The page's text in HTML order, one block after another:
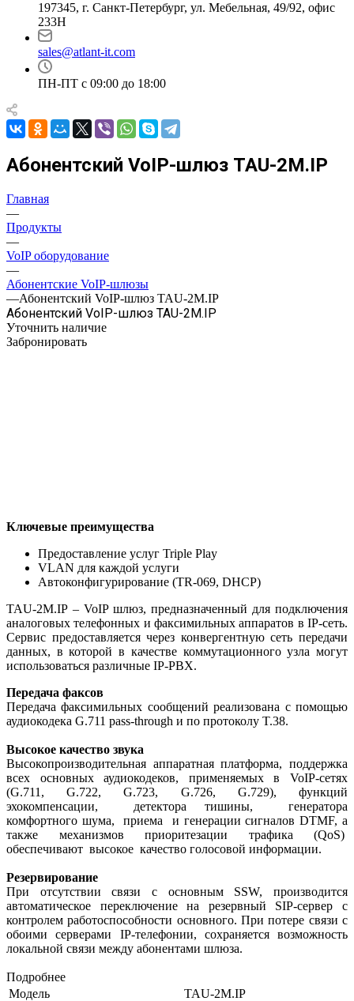
197345, г. Санкт-Петербург, ул. Мебельная, 49/92, офис
233Н
sales@atlant-it.com
ПН-ПТ с 09:00 до 18:00
Абонентский VoIP-шлюз TAU-2M.IP
Главная
—
Продукты
—
VoIP оборудование
—
Абонентские VoIP-шлюзы
—Абонентский VoIP-шлюз TAU-2M.IP
Абонентский VoIP-шлюз TAU-2M.IP
Уточнить наличие
Забронировать
Ключевые преимущества
Предоставление услуг Triple Play
VLAN для каждой услуги
Автоконфигурирование (TR-069, DHCP)
TAU-2М.IP – VoIP шлюз, предназначенный для подключения
аналоговых телефонных и факсимильных аппаратов в IP-сеть.
Сервис предоставляется через конвергентную сеть передачи
данных, в которой в качестве коммутационного узла могут
использоваться различные IP-PBX.
Передача факсов
Передача факсимильных сообщений реализована с помощью
аудиокодека G.711 pass-through и по протоколу T.38.
Высокое качество звука
Высокопроизводительная аппаратная платформа, поддержка
всех основных аудиокодеков, применяемых в VoIP-сетях
(G.711, G.722, G.723, G.726, G.729), функций
эхокомпенсации, детектора тишины, генератора
комфортного шума, приема и генерации сигналов DTMF, а
также механизмов приоритезации трафика (QoS)
обеспечивают высокое качество голосовой информации.
Резервирование
При отсутствии связи с основным SSW, производится
автоматическое переключение на резервный SIP-сервер с
контролем работоспособности основного. При потере связи с
обоими серверами IP-телефонии, сохраняется возможность
локальной связи между абонентами шлюза.
Подробнее
Модель
TAU-2M.IP